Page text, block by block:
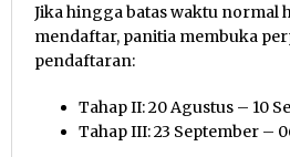
Jika hingga batas waktu normal
mendaftar, panitia membuka
pendaftaran:
Tahap II: 20 Agustus – 10
Tahap III: 23 September –